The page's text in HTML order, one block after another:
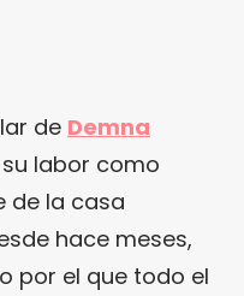
de Demna
labor como
de la casa
hace meses,
por el que todo el